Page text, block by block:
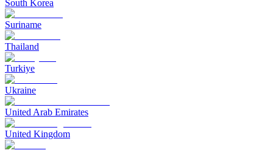
South Korea
Suriname
Thailand
Turkiye
Ukraine
United Arab Emirates
United Kingdom